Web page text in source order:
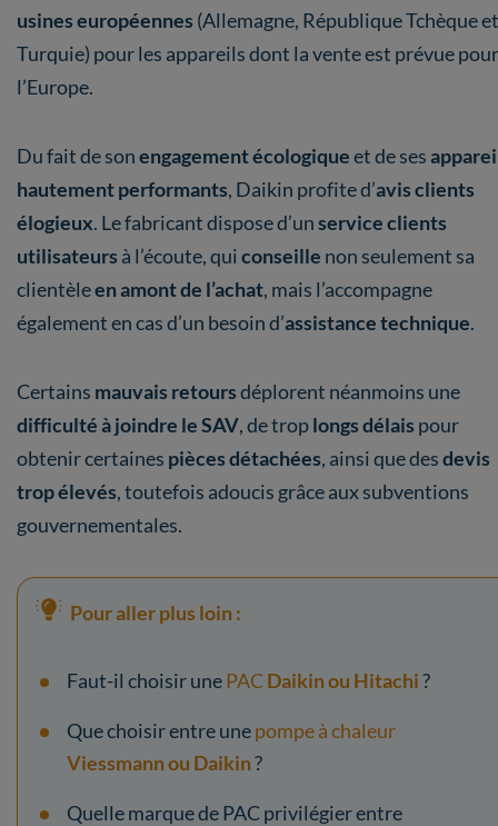
usines européennes (Allemagne, République Tchèque et
Turquie) pour les appareils dont la vente est prévue pour
l’Europe.
Du fait de sonengagement écologiqueet de ses
hautement performants, Daikin profite d’avis clients
élogieux. Le fabricant dispose d’unservice clients
utilisateurs à l’écoute, quiconseille non seulement sa
clientèleen amont de l’achat, mais l’accompagne
également en cas d’un besoin d’assistance technique.
Certains mauvais retoursdéplorent néanmoins une
difficulté à joindre le SAV, de troplongs délais pour
obtenir certaines pièces détachées, ainsi que desdevis
trop élevés, toutefois adoucis grâce aux subventions
gouvernementales.
Pour aller plus loin :
Faut-il choisir unePACDaikin ou Hitachi?
Que choisir entre unepompe à chaleur
Viessmann ou Daikin?
Quelle marque de PAC privilégier entre